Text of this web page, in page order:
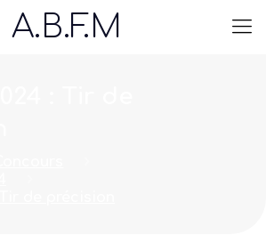
A.B.F.M